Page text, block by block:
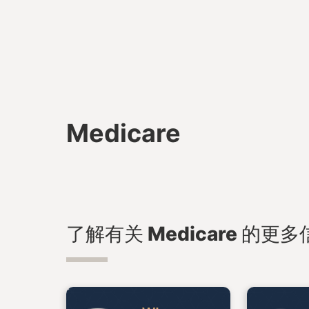
Medicare
了解有关 Medicare 的更多